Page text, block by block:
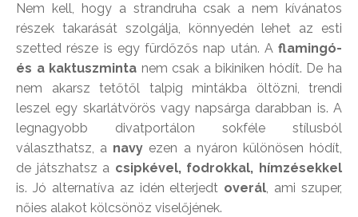
Nem kell, hogy a strandruha csak a nem kívánatos
részek takarását szolgálja, könnyedén lehet az esti
szetted része is egy fürdőzős nap után. A flamingó-
és a kaktuszminta nem csak a bikiniken hódít. De ha
nem akarsz tetőtől talpig mintákba öltözni, trendi
leszel egy skarlátvörös vagy napsárga darabban is. A
legnagyobb divatportálon sokféle stílusból
választhatsz, a navy ezen a nyáron különösen hódít,
de játszhatsz a csipkével, fodrokkal, hímzésekkel
is. Jó alternatíva az idén elterjedt overál, ami szuper,
nőies alakot kölcsönöz viselőjének.